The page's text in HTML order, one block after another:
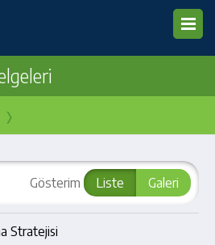
›
Gösterim Liste Galeri
Stratejisi